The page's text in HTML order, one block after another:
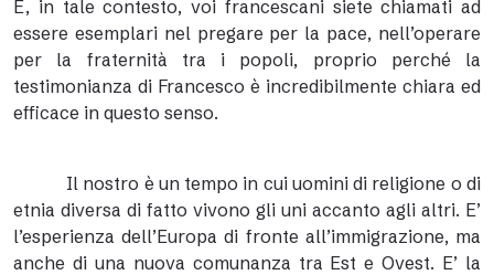
E, in tale contesto, voi francescani siete chiamati ad
essere esemplari nel pregare per la pace, nell’operare
per la fraternità tra i popoli, proprio perché la
testimonianza di Francesco è incredibilmente chiara ed
efficace in questo senso.
Il nostro è un tempo in cui uomini di religione o di
etnia diversa di fatto vivono gli uni accanto agli altri. E’
l’esperienza dell’Europa di fronte all’immigrazione, ma
anche di una nuova comunanza tra Est e Ovest. E’ la